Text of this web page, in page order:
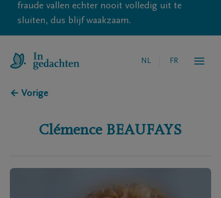
fraude vallen echter nooit volledig uit te
sluiten, dus blijf waakzaam.
NL FR
← Vorige
Clémence BEAUFAYS